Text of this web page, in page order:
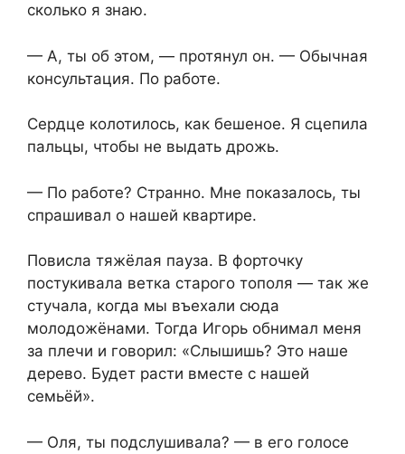
сколько я знаю.
— А, ты об этом, — протянул он. — Обычная
консультация. По работе.
Сердце колотилось, как бешеное. Я сцепила
пальцы, чтобы не выдать дрожь.
— По работе? Странно. Мне показалось, ты
спрашивал о нашей квартире.
Повисла тяжёлая пауза. В форточку
постукивала ветка старого тополя — так же
стучала, когда мы въехали сюда
молодожёнами. Тогда Игорь обнимал меня
за плечи и говорил: «Слышишь? Это наше
дерево. Будет расти вместе с нашей
семьёй».
— Оля, ты подслушивала? — в его голосе